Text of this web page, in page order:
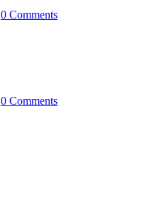
0 Comments
0 Comments